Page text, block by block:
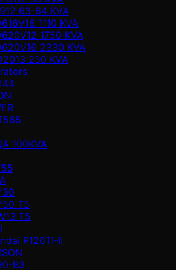
63-64 KVA
1110 KVA
1750 KVA
2330 KVA
250 KVA
100KVA
T5
T5
P126TI-II
B3